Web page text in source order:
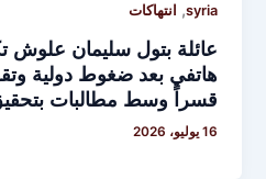
syria
, انتهاكات
عائلة بتول سليمان
هاتفي بعد ضغوط دولية
قسراً وسط مطالبات
16 يوليو، 2026